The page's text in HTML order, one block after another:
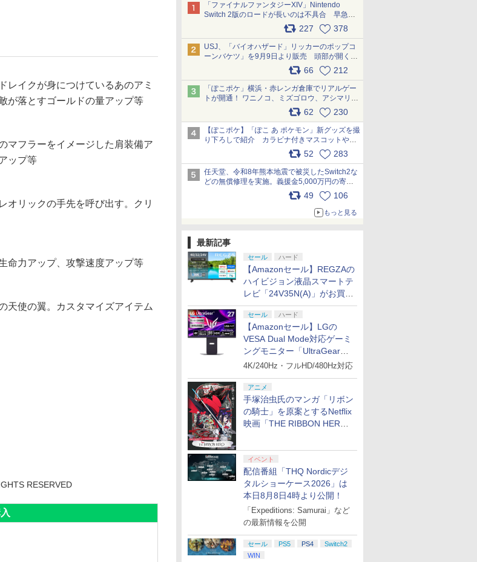
「ファイナルファンタジーXIV」Nintendo
Switch 2版のロードが長いのは不具合 早急に
アップデートできるよう対応中227 378
USJ、「バイオハザード」リッカーのポップコ
ーンバケツ」を9月9日より販売 頭部が開く仕
組み。味は恐怖を堪のう「味噌フレーバー」
66 212
「ぽこポケ」横浜・赤レンガ倉庫でリアルゲー
トが開通！ ワニノコ、ミズゴロウ、アシマリ登
場シーンをレポート pic.x.com/LDgEByVl6D
62 230
【ぽこポケ】「ぽこ あ ポケモン」新グッズを撮
り下ろしで紹介 カラビナ付きマスコットやス
52 283
任天堂、令和8年熊本地震で被災したSwitch2な
どの無償修理を実施。義援金5,000万円の寄付
も発表 pic.x.com/BAYsMfUfUC
49 106
もっと見る
最新記事
セール ハード
【Amazonセール】REGZAの
ハイビジョン液晶スマートテ
レビ「24V35N(A)」がお買い
得！
セール ハード
【Amazonセール】LGの
VESA Dual Mode対応ゲーミ
ングモニター「UltraGear
27G850A-B」がお買い得！
4K/240Hz・フルHD/480Hz対応
アニメ
手塚治虫氏のマンガ「リボン
の騎士」を原案とするNetflix
映画「THE RIBBON HERO
イベント
配信番組「THQ Nordicデジ
タルショーケース2026」は
本日8月8日4時より公開！
「Expeditions: Samurai」など
の最新情報を公開
セール PS5 PS4
Switch2
WIN
イクが身につけているあのアミ
が落とすゴールドの量アップ等
マフラーをイメージした肩装備ア
ップ等
リックの手先を呼び出す。クリ
命力アップ、攻撃速度アップ等
天使の翼。カスタマイズアイテム
RESERVED